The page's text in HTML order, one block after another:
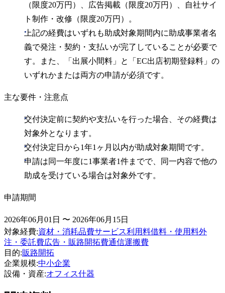
（限度20万円）、広告掲載（限度20万円）、自社サイ
ト制作・改修（限度20万円）。
上記の経費はいずれも助成対象期間内に助成事業者名
義で発注・契約・支払いが完了していることが必要で
す。また、「出展小間料」と「EC出店初期登録料」の
いずれかまたは両方の申請が必須です。
主な要件・注意点
交付決定前に契約や支払いを行った場合、その経費は
対象外となります。
交付決定日から1年1ヶ月以内が助成対象期間です。
申請は同一年度に1事業者1件までで、同一内容で他の
助成を受けている場合は対象外です。
申請期間
2026年06月01日 〜 2026年06月15日
対象経費:資材・消耗品費サービス利用料借料・使用料外
注・委託費広告・販路開拓費通信運搬費
目的:販路開拓
企業規模:中小企業
設備・資産:オフィス什器